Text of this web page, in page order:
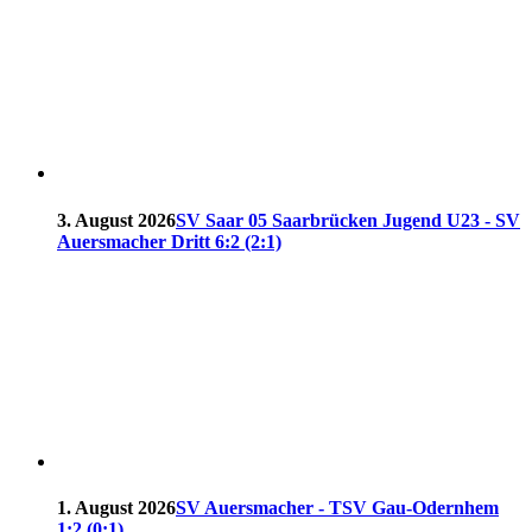
3. August 2026SV Saar 05 Saarbrücken Jugend U23 - SV
Auersmacher Dritt 6:2 (2:1)
1. August 2026SV Auersmacher - TSV Gau-Odernhem